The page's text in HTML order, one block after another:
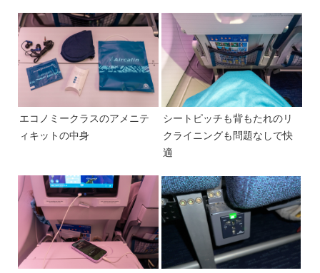
エコノミークラスのアメニテ
ィキットの中身
シートピッチも背もたれのリ
クライニングも問題なしで快
適